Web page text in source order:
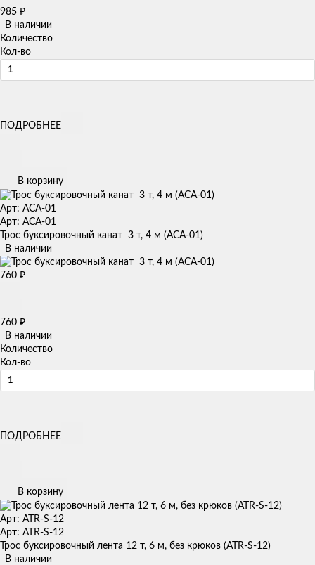
985 ₽
В наличии
Количество
Кол-во
ПОДРОБНЕЕ
В корзину
Арт: ACA-01
Арт: ACA-01
Трос буксировочный канат 3 т, 4 м (ACA-01)
В наличии
760 ₽
760 ₽
В наличии
Количество
Кол-во
ПОДРОБНЕЕ
В корзину
Арт: ATR-S-12
Арт: ATR-S-12
Трос буксировочный лента 12 т, 6 м, без крюков (ATR-S-12)
В наличии